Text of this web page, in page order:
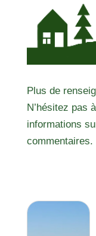
Plus de
N’hésitez pas
informations
commentaires.